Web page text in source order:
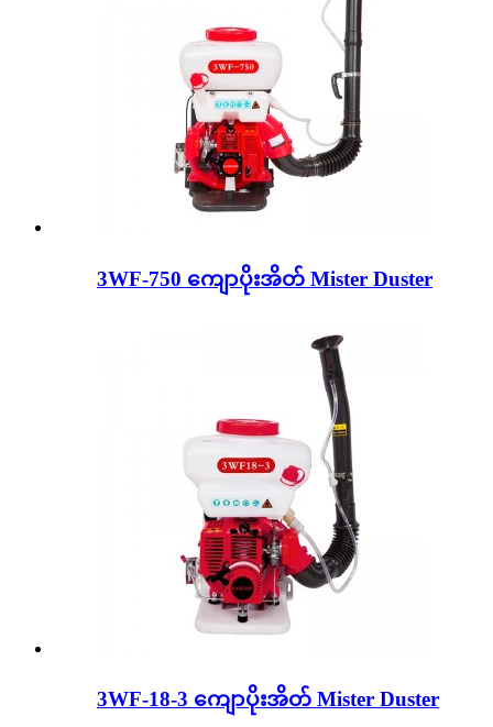
3WF-750 ကျောပိုးအိတ် Mister Duster
3WF-18-3 ကျောပိုးအိတ် Mister Duster